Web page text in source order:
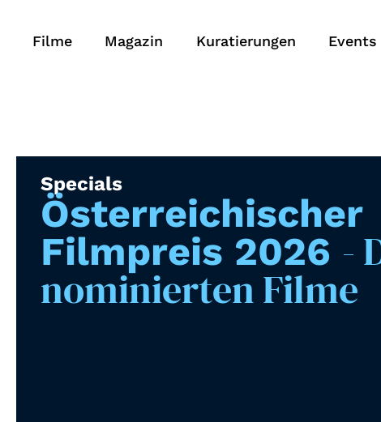
Filme Magazin Kuratierungen Events
Specials
Österreichischer
Filmpreis 2026 -
nominierten Filme